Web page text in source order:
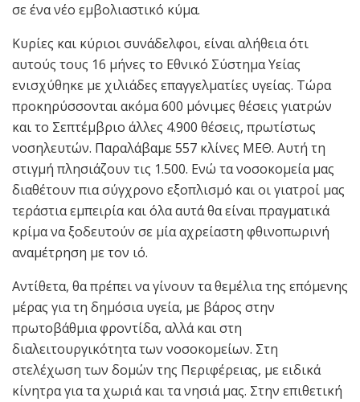
σε ένα νέο εμβολιαστικό κύμα.
Κυρίες και κύριοι συνάδελφοι, είναι αλήθεια ότι
αυτούς τους 16 μήνες το Εθνικό Σύστημα Υείας
ενισχύθηκε με χιλιάδες επαγγελματίες υγείας. Τώρα
προκηρύσσονται ακόμα 600 μόνιμες θέσεις γιατρών
και το Σεπτέμβριο άλλες 4.900 θέσεις, πρωτίστως
νοσηλευτών. Παραλάβαμε 557 κλίνες ΜΕΘ. Αυτή τη
στιγμή πλησιάζουν τις 1.500. Ενώ τα νοσοκομεία μας
διαθέτουν πια σύγχρονο εξοπλισμό και οι γιατροί μας
τεράστια εμπειρία και όλα αυτά θα είναι πραγματικά
κρίμα να ξοδευτούν σε μία αχρείαστη φθινοπωρινή
αναμέτρηση με τον ιό.
Αντίθετα, θα πρέπει να γίνουν τα θεμέλια της επόμενης
μέρας για τη δημόσια υγεία, με βάρος στην
πρωτοβάθμια φροντίδα, αλλά και στη
διαλειτουργικότητα των νοσοκομείων. Στη
στελέχωση των δομών της Περιφέρειας, με ειδικά
κίνητρα για τα χωριά και τα νησιά μας. Στην επιθετική